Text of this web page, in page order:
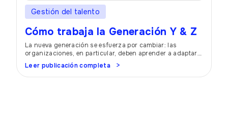
Gestión del talento
Cómo trabaja la Generación Y & Z
La nueva generación se esfuerza por cambiar: las
organizaciones, en particular, deben aprender a adaptar
su entorno. Porque ninguna empresa puede permitirse
mantener estructuras y condiciones anticuadas. Si los
jóvenes no se sienten cómodos, cambian de trabajo.
Leer publicación completa